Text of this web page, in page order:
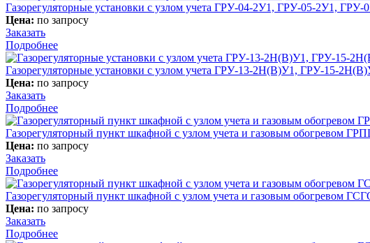
Газорегуляторные установки c узлом учета ГРУ-04-2У1, ГРУ-05-2У1,
Цена: по запросу
Заказать
Подробнее
Газорегуляторные установки с узлом учета ГРУ-13-2Н(В)У1, ГРУ-15-
Цена: по запросу
Заказать
Подробнее
Газорегуляторный пункт шкафной с узлом учета и газовым обогревом
Цена: по запросу
Заказать
Подробнее
Газорегуляторный пункт шкафной с узлом учета и газовым обогревом
Цена: по запросу
Заказать
Подробнее